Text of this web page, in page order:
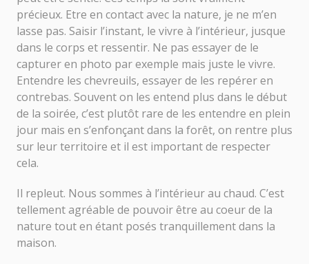
précieux. Etre en contact avec la nature, je ne m’en
lasse pas. Saisir l’instant, le vivre à l’intérieur, jusque
dans le corps et ressentir. Ne pas essayer de le
capturer en photo par exemple mais juste le vivre.
Entendre les chevreuils, essayer de les repérer en
contrebas. Souvent on les entend plus dans le début
de la soirée, c’est plutôt rare de les entendre en plein
jour mais en s’enfonçant dans la forêt, on rentre plus
sur leur territoire et il est important de respecter
cela.
Il repleut. Nous sommes à l’intérieur au chaud. C’est
tellement agréable de pouvoir être au coeur de la
nature tout en étant posés tranquillement dans la
maison.